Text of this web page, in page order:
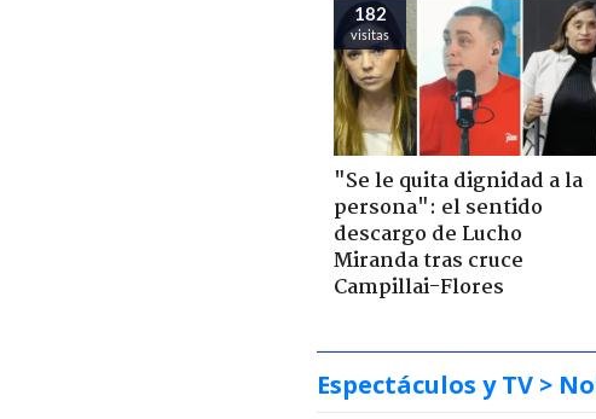
182
visitas
"Se le quita dignidad a la
persona": el sentido
descargo de Lucho
Miranda tras cruce
Campillai-Flores
Espectáculos y TV >